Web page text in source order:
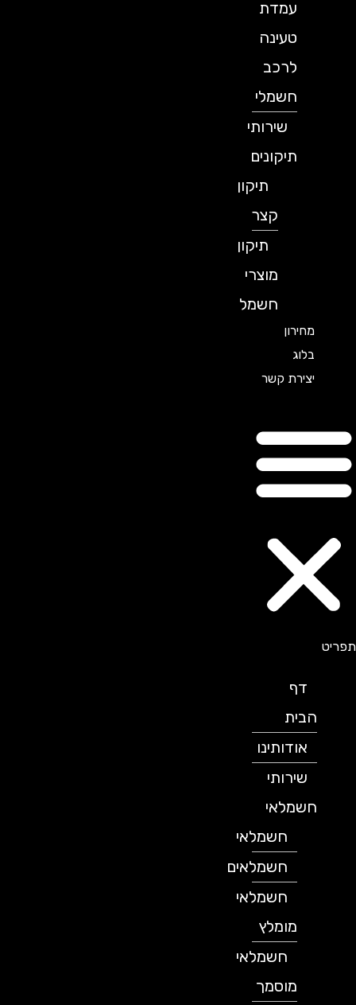
עמדת
טעינה
לרכב
חשמלי
שירותי
תיקונים
תיקון
תיקון
מוצרי
חשמל
מחירון
יצירת קשר
הבית
אודותינו
שירותי
חשמלאי
חשמלאי
חשמלאים
חשמלאי
מומלץ
חשמלאי
מוסמך